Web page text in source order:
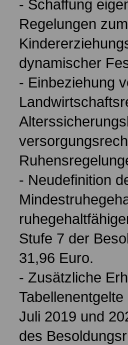
- Schaffung
Regelungen zum
dynamischer
- Einbeziehung
- Neudefinition
Stufe 7 der
31,96 Euro.
- Zusätzliche
Juli 2019 und
des